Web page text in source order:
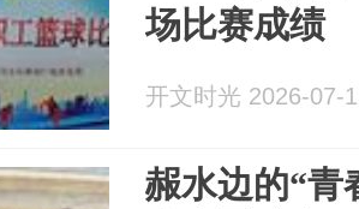
场比赛成绩
开文时光 2026-07-
赧水边的“青